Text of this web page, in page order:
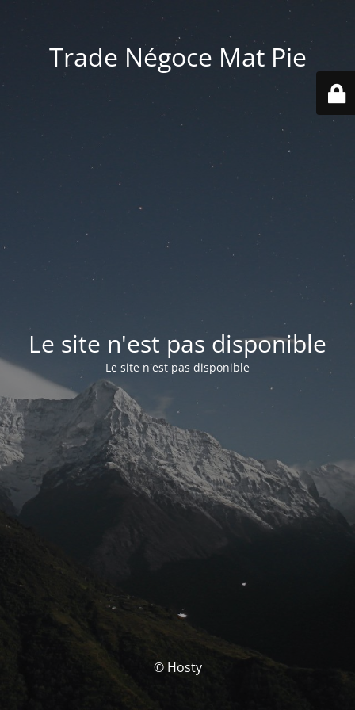
Trade Négoce Mat Pie
Le site n'est pas disponible
Le site n'est pas disponible
© Hosty